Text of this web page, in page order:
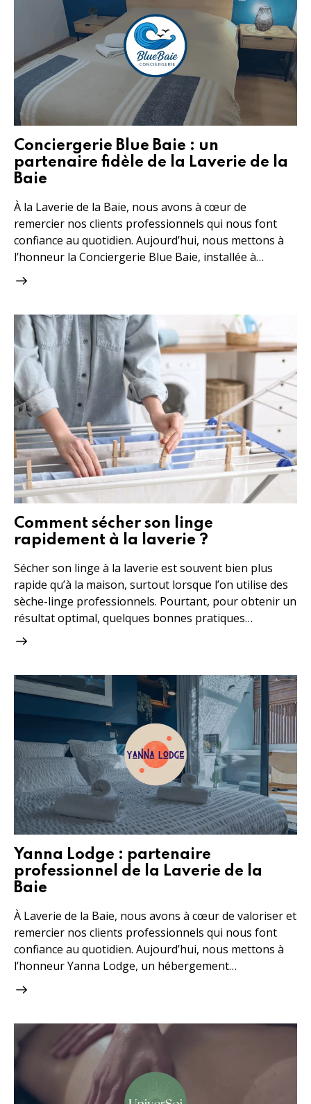
Conciergerie Blue Baie : un
partenaire fidèle de la Laverie de la
Baie
À la Laverie de la Baie, nous avons à cœur de
remercier nos clients professionnels qui nous font
confiance au quotidien. Aujourd’hui, nous mettons à
l’honneur la Conciergerie Blue Baie, installée à…
Comment sécher son linge
rapidement à la laverie ?
Sécher son linge à la laverie est souvent bien plus
rapide qu’à la maison, surtout lorsque l’on utilise des
sèche-linge professionnels. Pourtant, pour obtenir un
résultat optimal, quelques bonnes pratiques…
Yanna Lodge : partenaire
professionnel de la Laverie de la
Baie
À Laverie de la Baie, nous avons à cœur de valoriser et
remercier nos clients professionnels qui nous font
confiance au quotidien. Aujourd’hui, nous mettons à
l’honneur Yanna Lodge, un hébergement…